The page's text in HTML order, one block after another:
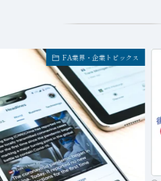
FA業界・企業トピックス